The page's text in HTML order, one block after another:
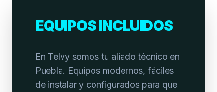
EQUIPOS INCLUIDOS
En Telvy somos tu aliado técnico en
Puebla. Equipos modernos, fáciles
de instalar y configurados para que